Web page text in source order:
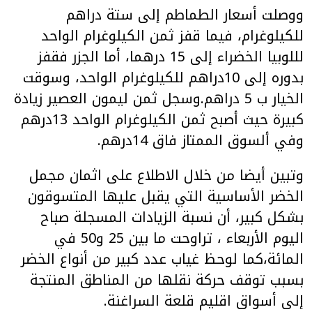
ووصلت أسعار الطماطم إلى ستة دراهم
للكيلوغرام، فيما قفز ثمن الكيلوغرام الواحد
لللوبيا الخضراء إلى 15 درهما، أما الجزر فقفز
بدوره إلى 10دراهم للكيلوغرام الواحد، وسوقت
الخيار ب 5 دراهم.وسجل ثمن ليمون العصير زيادة
كبيرة حيث أصبح ثمن الكيلوغرام الواحد 13درهم
وفي ألسوق الممتاز فاق 14درهم.
وتبين أيضا من خلال الاطلاع على اثمان مجمل
الخضر الأساسية التي يقبل عليها المتسوقون
بشكل كبير، أن نسبة الزيادات المسجلة صباح
اليوم الأربعاء ، تراوحت ما بين 25 و50 في
المائة،كما لوحظ غياب عدد كبير من أنواع الخضر
بسبب توقف حركة نقلها من المناطق المنتجة
إلى أسواق اقليم قلعة السراغنة.